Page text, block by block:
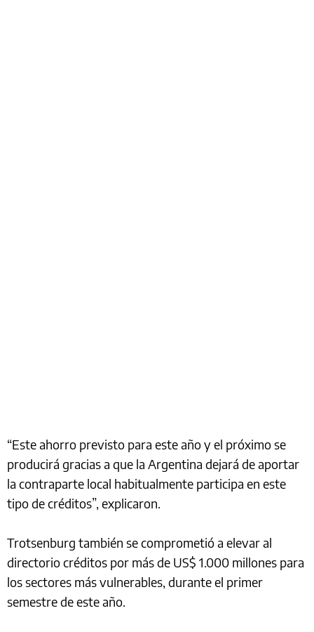
“Este ahorro previsto para este año y el próximo se
producirá gracias a que la Argentina dejará de aportar
la contraparte local habitualmente participa en este
tipo de créditos”, explicaron.
Trotsenburg también se comprometió a elevar al
directorio créditos por más de US$ 1.000 millones para
los sectores más vulnerables, durante el primer
semestre de este año.